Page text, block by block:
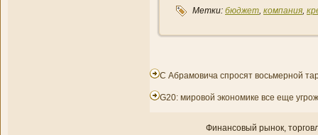
Метки: бюджет, компани­я,
С Абрамовича спросят восьмерной
G20: мировой экономике все еще
Финансовый рынок,